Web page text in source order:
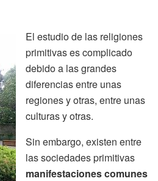
El estudio de las religiones
primitivas es complicado
debido a las grandes
diferencias entre unas
regiones y otras, entre unas
culturas y otras.
Sin embargo, existen entre
las sociedades primitivas
manifestaciones comunes